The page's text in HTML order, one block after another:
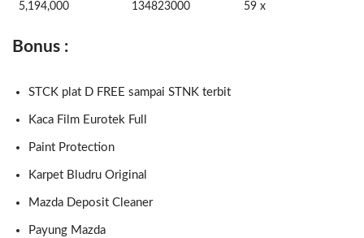
5,194,000 134823000 59 x
Bonus :
STCK plat D FREE sampai STNK terbit
Kaca Film Eurotek Full
Paint Protection
Karpet Bludru Original
Mazda Deposit Cleaner
Payung Mazda